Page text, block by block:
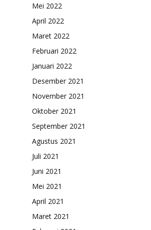
Mei 2022
April 2022
Maret 2022
Februari 2022
Januari 2022
Desember 2021
November 2021
Oktober 2021
September 2021
Agustus 2021
Juli 2021
Juni 2021
Mei 2021
April 2021
Maret 2021